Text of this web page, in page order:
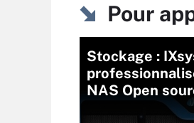
Pour
Stockage :
NAS Open